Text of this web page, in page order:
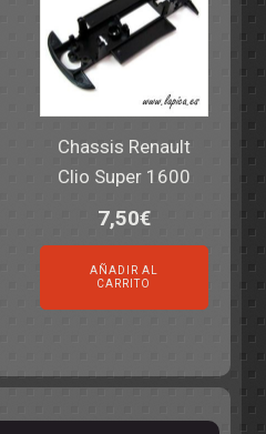
Chassis Renault
Clio Super 1600
7,50€
AÑADIR AL
CARRITO